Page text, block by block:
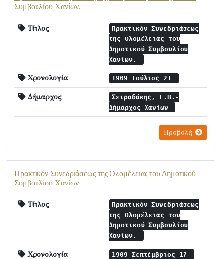
Συμβουλίου Χανίων.
Τίτλος
Πρακτικόν Συνεδριάσεως
της Ολομέλειας του
Δημοτικού Συμβουλίου
Χανίων.
Χρονολογία 1909 Ιούλιος 21
Δήμαρχος
Σειραδάκης, Ε.Β.-
Δήμαρχος Χανίων
Προβολή
Πρακτικόν Συνεδριάσεως της Ολομέλειας του Δημοτικού
Συμβουλίου Χανίων.
Τίτλος
Πρακτικόν Συνεδριάσεως
της Ολομέλειας του
Δημοτικού Συμβουλίου
Χανίων.
Χρονολογία 1909 Σεπτέμβριος 17